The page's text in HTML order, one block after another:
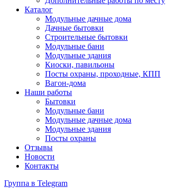
Каталог
Модульные дачные дома
Дачные бытовки
Строительные бытовки
Модульные бани
Модульные здания
Киоски, павильоны
Посты охраны, проходные, КПП
Вагон-дома
Наши работы
Бытовки
Модульные бани
Модульные дачные дома
Модульные здания
Посты охраны
Отзывы
Новости
Контакты
Группа в Telegram